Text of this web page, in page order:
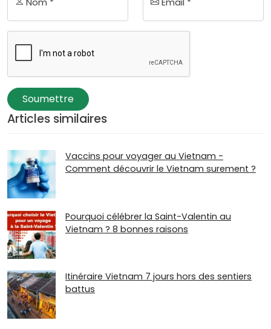
Soumettre
Articles similaires
Vaccins pour voyager au Vietnam -
Comment découvrir le Vietnam surement ?
Pourquoi célébrer la Saint-Valentin au
Vietnam ? 8 bonnes raisons
Itinéraire Vietnam 7 jours hors des sentiers
battus